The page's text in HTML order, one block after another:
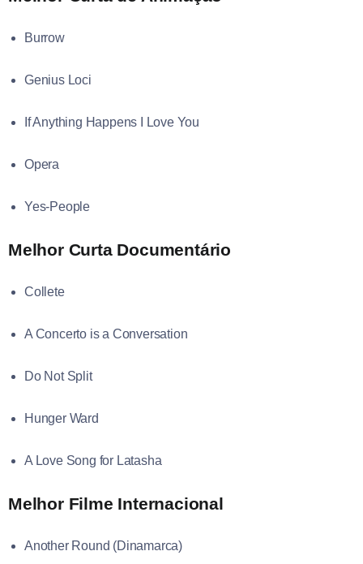
Burrow
Genius Loci
If Anything Happens I Love You
Opera
Yes-People
Melhor Curta Documentário
Collete
A Concerto is a Conversation
Do Not Split
Hunger Ward
A Love Song for Latasha
Melhor Filme Internacional
Another Round (Dinamarca)